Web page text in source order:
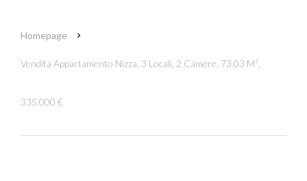
Homepage
Vendita Appartamento Nizza, 3 Locali, 2 Camere, 73.03 M²,
335.000 €